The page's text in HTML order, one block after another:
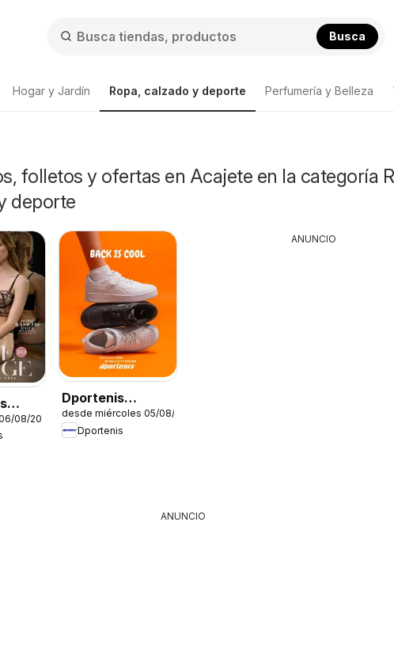
Busca
Hogar y Jardín Ropa, calzado y deporte Perfumería y Belleza
folletos y ofertas en Acajete en la categoría
deporte
to
08/2026
Dportenis
catálogo
desde miércoles 05/08/2026
Dportenis
ANUNCIO
ANUNCIO